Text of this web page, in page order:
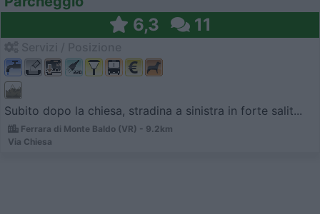
6,3 11
Subito dopo la chiesa, stradina a sinistra in forte salit...
Ferrara di Monte Baldo (VR) - 9.2km
Via Chiesa